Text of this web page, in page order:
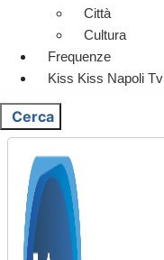
Città
Cultura
Frequenze
Kiss Kiss Napoli Tv
Cerca